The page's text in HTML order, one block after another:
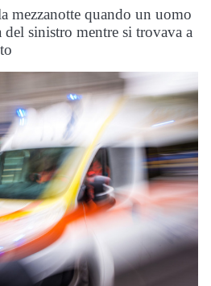
mezzanotte quando un uomo
sinistro mentre si trovava a